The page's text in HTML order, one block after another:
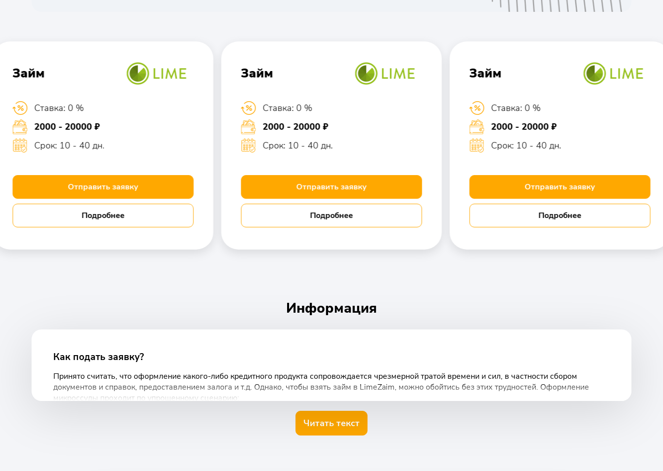
Займ
Ставка: 0 %
2000 - 20000 ₽
Срок: 10 - 40 дн.
Отправить заявку
Подробнее
Займ
Ставка: 0 %
2000 - 20000 ₽
Срок: 10 - 40 дн.
Отправить заявку
Подробнее
Займ
Ставка: 0 %
2000 - 20000 ₽
Срок: 10 - 40 дн.
Отправить заявку
Подробнее
Информация
Как подать заявку?
Принято считать, что оформление какого-либо кредитного продукта сопровождается чрезмерной тратой времени и сил, в частности сбором
документов и справок, предоставлением залога и т.д. Однако, чтобы взять займ в LimeZaim, можно обойтись без этих трудностей. Оформление
микроссуды проходит по упрощенному сценарию:
Пройдите регистрацию, заполнив короткую анкету. Укажите личные данные и актуальный номер мобильного телефона
В расположенном на сайте калькуляторе укажите сумму займа и срок, после чего нажмите кнопку “Получить”
Читать текст